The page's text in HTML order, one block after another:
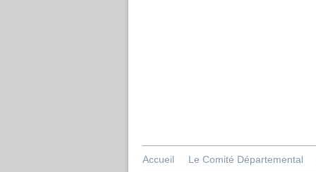
Accueil Le Comité Départemental